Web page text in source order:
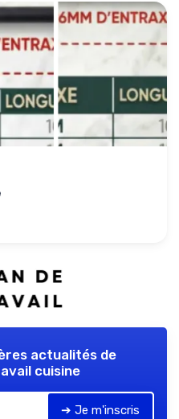
actualités de
cuisine
➔ Je m'inscris